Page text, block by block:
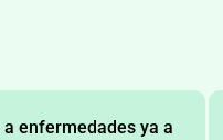
a enfermedades ya a